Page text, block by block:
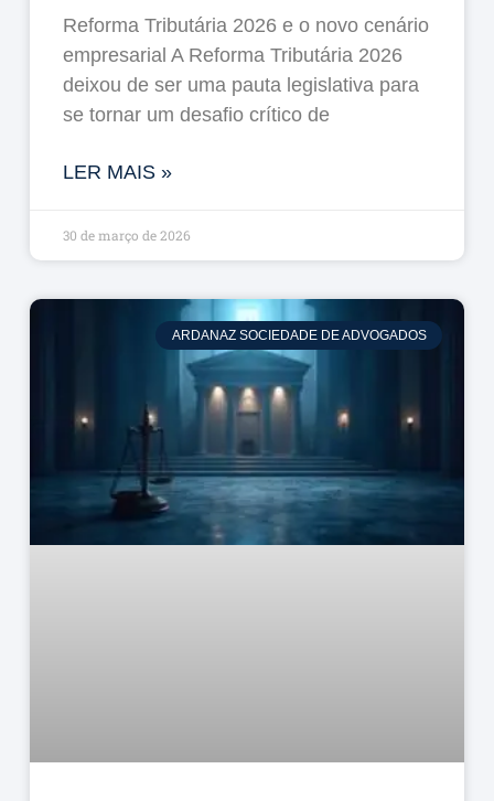
Reforma Tributária 2026 e o novo cenário
empresarial A Reforma Tributária 2026
deixou de ser uma pauta legislativa para
se tornar um desafio crítico de
LER MAIS »
30 de março de 2026
ARDANAZ SOCIEDADE DE ADVOGADOS